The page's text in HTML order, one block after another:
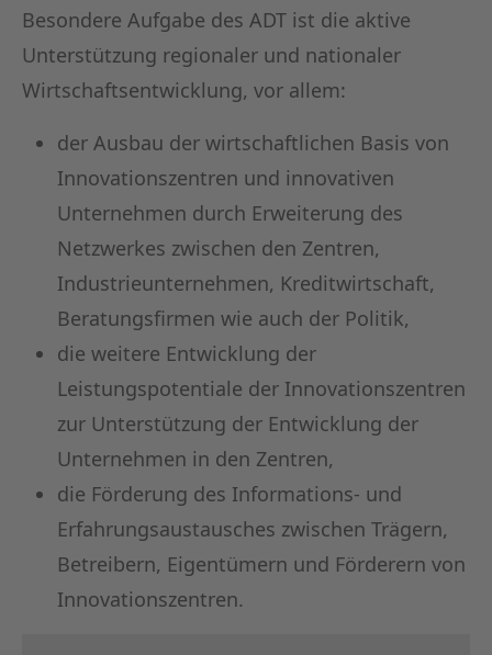
Besondere Aufgabe des ADT ist die aktive
Unterstützung regionaler und nationaler
Wirtschaftsentwicklung, vor allem:
der Ausbau der wirtschaftlichen Basis von
Innovationszentren und innovativen
Unternehmen durch Erweiterung des
Netzwerkes zwischen den Zentren,
Industrieunternehmen, Kreditwirtschaft,
Beratungsfirmen wie auch der Politik,
die weitere Entwicklung der
Leistungspotentiale der Innovationszentren
zur Unterstützung der Entwicklung der
Unternehmen in den Zentren,
die Förderung des Informations- und
Erfahrungsaustausches zwischen Trägern,
Betreibern, Eigentümern und Förderern von
Innovationszentren.